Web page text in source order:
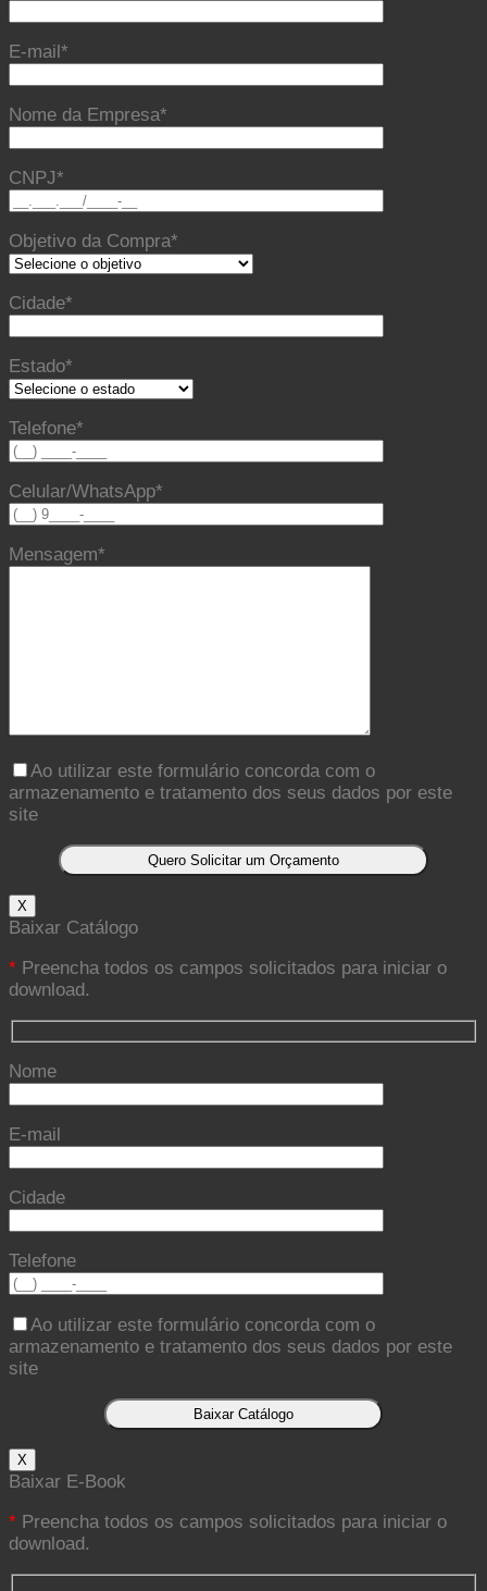
E-mail*
Nome da Empresa*
CNPJ*
Objetivo da Compra*
Cidade*
Estado*
Telefone*
Celular/WhatsApp*
Mensagem*
Ao utilizar este formulário concorda com o
armazenamento e tratamento dos seus dados por este
site
X
Baixar Catálogo
* Preencha todos os campos solicitados para iniciar o
download.
Nome
E-mail
Cidade
Telefone
Ao utilizar este formulário concorda com o
armazenamento e tratamento dos seus dados por este
site
X
Baixar E-Book
* Preencha todos os campos solicitados para iniciar o
download.